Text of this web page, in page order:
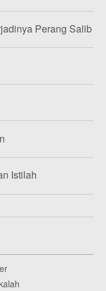
Perang Salib
Istilah